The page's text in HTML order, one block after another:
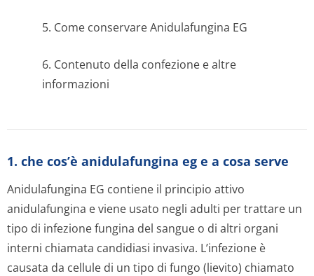
5. Come conservare Anidulafungina EG
6. Contenuto della confezione e altre
informazioni
1. che cos’è anidulafungina eg e a cosa serve
Anidulafungina EG contiene il principio attivo
anidulafungina e viene usato negli adulti per trattare un
tipo di infezione fungina del sangue o di altri organi
interni chiamata candidiasi invasiva. L’infezione è
causata da cellule di un tipo di fungo (lievito) chiamato